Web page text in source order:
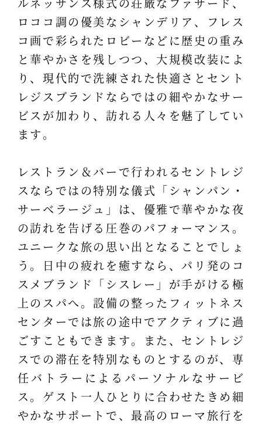
ロココ調の優美なシャンデリア、フレス
コ画で彩られたロビーなどに歴史の重み
と華やかさを残しつつ、大規模改装によ
り、現代的で洗練された快適さとセント
レジスブランドならではの細やかなサー
ビスが加わり、訪れる人々を魅了してい
ます。
レストラン＆バーで行われるセントレジ
スならではの特別な儀式「シャンパン・
サーベラージュ」は、優雅で華やかな夜
の訪れを告げる圧巻のパフォーマンス。
ユニークな旅の思い出となることでしょ
う。日中の疲れを癒すなら、パリ発のコ
スメブランド「シスレー」が手がける極
上のスパへ。設備の整ったフィットネス
センターでは旅の途中でアクティブに過
ごすこともできます。また、セントレジ
スでの滞在を特別なものとするのが、専
任バトラーによるパーソナルなサービ
ス。ゲスト一人ひとりに合わせたきめ細
やかなサポートで、最高のローマ旅行を